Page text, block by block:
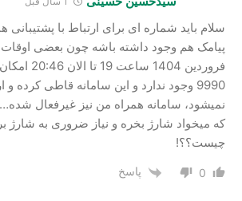
سلام باید شماره ای برای ارتباط با پشتیبانی
فروردین
9990 وجود ندارد و این سامانه قاطی کرده و
نمیشود، سامانه همراه من نیز غیرفعال
که میخواد شارژ بخره و نیاز ضروری به شارژ
چیست؟؟!
0 پاسخ